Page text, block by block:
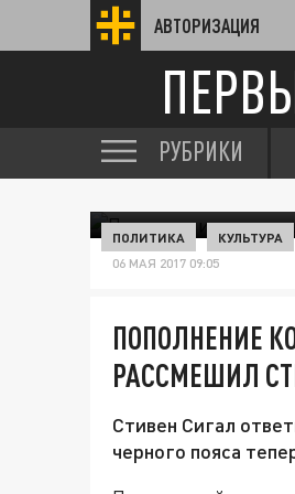
АВТОРИЗАЦИЯ
РУБРИКИ
ПОЛИТИКА КУЛЬТУРА
06 МАЯ 2017 09:05
ПОПОЛНЕНИЕ
РАССМЕШИЛ
Стивен Сигал
черного пояса